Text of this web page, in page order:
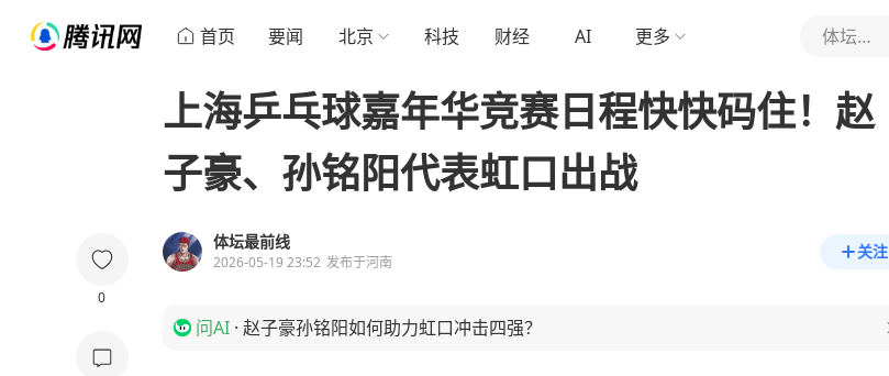
首页 要闻 北京 科技 财经 AI 更多 体坛最前线
0
上海乒乓球嘉年华竞赛日程快快码住！赵
子豪、孙铭阳代表虹口出战
体坛最前线
2026-05-19 23:52 发布于河南
关注
问AI · 赵子豪孙铭阳如何助力虹口冲击四强？